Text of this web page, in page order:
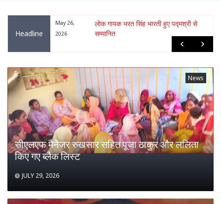
Headline
May 10, 2026 मां
News
सीएलएफ मैनेजर रुखसार सहित पूजा ठाकुर और ललिता
किए गए ब्लैक लिस्ट
JULY 29, 2026